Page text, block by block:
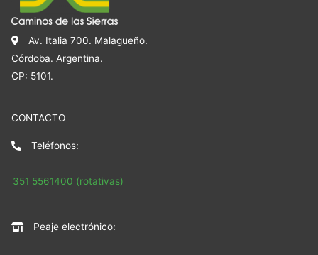
Av. Italia 700. Malagueño.
Córdoba. Argentina.
CP: 5101.
CONTACTO
Teléfonos:
351 5561400 (rotativas)
Peaje electrónico: